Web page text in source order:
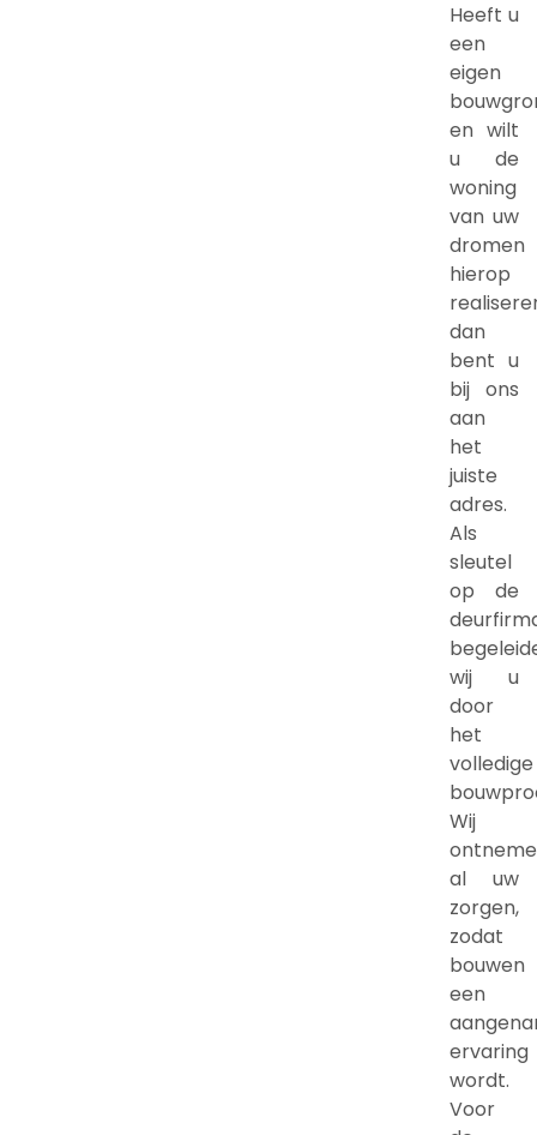
Heeft u
een
eigen
en wilt
u de
woning
van uw
dromen
hierop
dan
bent u
bij ons
aan
het
juiste
adres.
Als
sleutel
op de
wij u
door
het
volledige
Wij
al uw
zorgen,
zodat
bouwen
een
ervaring
wordt.
Voor